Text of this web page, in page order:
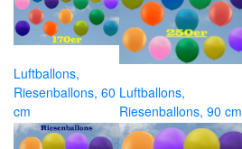
Luftballons,
Riesenballons, 60
cm
Luftballons,
Riesenballons, 90 cm